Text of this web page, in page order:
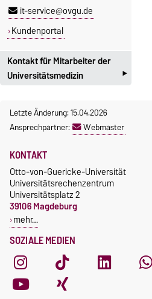
it-service@ovgu.de
Kundenportal
Kontakt für Mitarbeiter der
Universitätsmedizin
‣
Mitarbeiter der
Universitätsmedizin nutzen
dieser Seite
Letzte Änderung: 15.04.2026
Ansprechpartner:
Webmaster
SOZIALE MEDIEN
KONTAKT
Otto-von-Guericke-Universität
Universitätsrechenzentrum
Universitätsplatz 2
39106 Magdeburg
mehr…